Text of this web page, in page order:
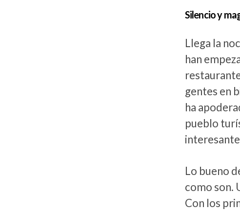
Silencio y
Llega la
han
gentes en
ha
pueblo
Lo bueno
como son.
Con los